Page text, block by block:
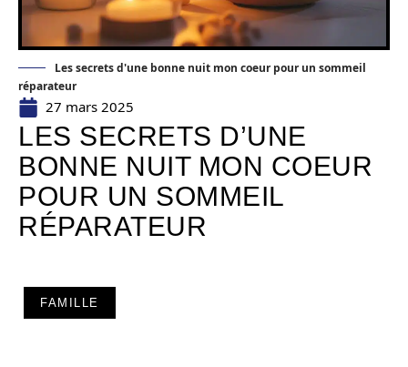
Les secrets d'une bonne nuit mon coeur pour un sommeil
réparateur
27 mars 2025
LES SECRETS D’UNE
BONNE NUIT MON COEUR
POUR UN SOMMEIL
RÉPARATEUR
FAMILLE